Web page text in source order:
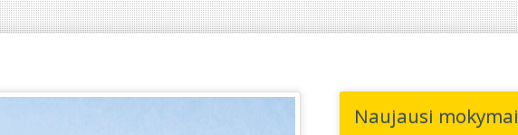
Naujausi mokymai